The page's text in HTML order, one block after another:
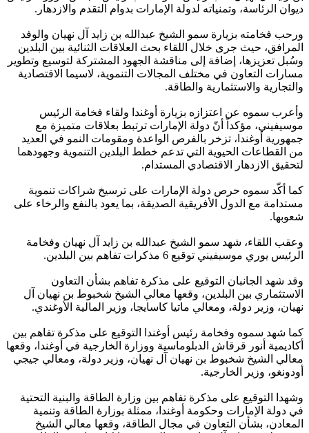
ديوان الرئاسة، وتمنياته لدولة الإمارات بدوام التقدم والازدهار.
ورحب فخامته بزيارة سمو الشيخ عبدالله بن زايد آل نهيان والوفد
المرافق، حيث جرى خلال اللقاء بحث العلاقات الثنائية بين البلدين
وسُبل تعزيزها، إضافة إلى مناقشة الجهود المشتركة لتوسيع وتطوير
مسارات التعاون في مختلف المجالات التنموية، لاسيما الاقتصادية
والتجارية والاستثمارية والطاقة.
وأعرب سموه عن اعتزازه بزيارة أوغندا ولقاء فخامة الرئيس
موسيفيني، مؤكداً أنّ دولة الإمارات ترتبط بعلاقات متميزة مع
جمهورية أوغندا، تزخر بالفرص الواعدة ومقومات النمو في العديد
من القطاعات الحيوية التي تدعم خطط البلدين التنموية وجهودهما
لتحقيق الازدهار الاقتصادي المستدام.
كما أكّد سموه حرص دولة الإمارات على ترسيخ شراكات تنموية
مستدامة مع الدول الأفريقية الصديقة، بما يعود بالنفع والرخاء على
شعوبها.
وعقب اللقاء، شهد سمو الشيخ عبدالله بن زايد آل نهيان وفخامة
الرئيس يوري موسيفيني توقيع 6 مذكرات تفاهم بين البلدين.
وقد شهد الجانبان التوقيع على مذكرة تفاهم بشأن التعاون
الاستثماري بين البلدين، وقعها معالي الشيخ شخبوط بن نهيان آل
نهيان، وزير دولة، ومعالي ماتيا كاسايجا، وزير المالية الأوغندي.
كما شهد سموه وفخامة رئيس أوغندا التوقيع على مذكرة تفاهم بين
أكاديمية أنور قرقاش الدبلوماسية ووزارة الخارجية في أوغندا، وقعها
معالي الشيخ شخبوط بن نهيان آل نهيان، وزير دولة، ومعالي جيجي
أودونغو، وزير الخارجية.
وشهدا التوقيع على مذكرة تفاهم بين وزارة الطاقة والبنية التحتية
في دولة الإمارات وحكومة أوغندا، ممثلة بوزارة الطاقة وتنمية
المعادن، بشأن التعاون في مجال الطاقة، وقعها معالي الشيخ